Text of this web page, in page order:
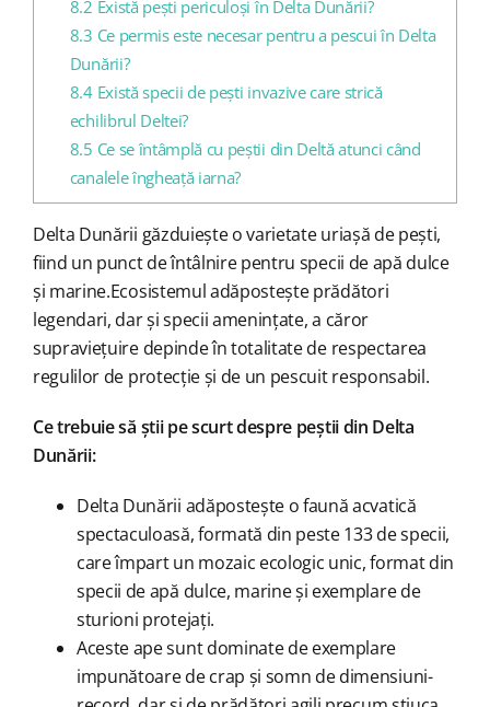
8.2 Există pești periculoși în Delta Dunării?
8.3 Ce permis este necesar pentru a pescui în Delta
Dunării?
8.4Există specii de pești invazive care strică
echilibrul Deltei?
8.5 Ce se întâmplă cu peștii din Deltă atunci când
canalele îngheață iarna?
Delta Dunării găzduiește o varietate uriașă de pești,
fiind un punct de întâlnire pentru specii de apă dulce
și marine.Ecosistemul adăpostește prădători
legendari, dar și specii amenințate, a căror
supraviețuire depinde în totalitate de respectarea
regulilor de protecție și de un pescuit responsabil.
Ce trebuie să știi pe scurt despre peștii din Delta
Dunării:
Delta Dunării adăpostește o faună acvatică
spectaculoasă, formată din peste 133 de specii,
care împart un mozaic ecologic unic, format din
specii de apă dulce, marine și exemplare de
sturioni protejați.
Aceste ape sunt dominate de exemplare
impunătoare de crap și somn de dimensiuni-